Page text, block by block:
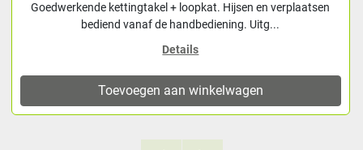
Goedwerkende kettingtakel + loopkat. Hijsen en verplaatsen
bediend vanaf de handbediening. Uitg...
Details
Toevoegen aan winkelwagen